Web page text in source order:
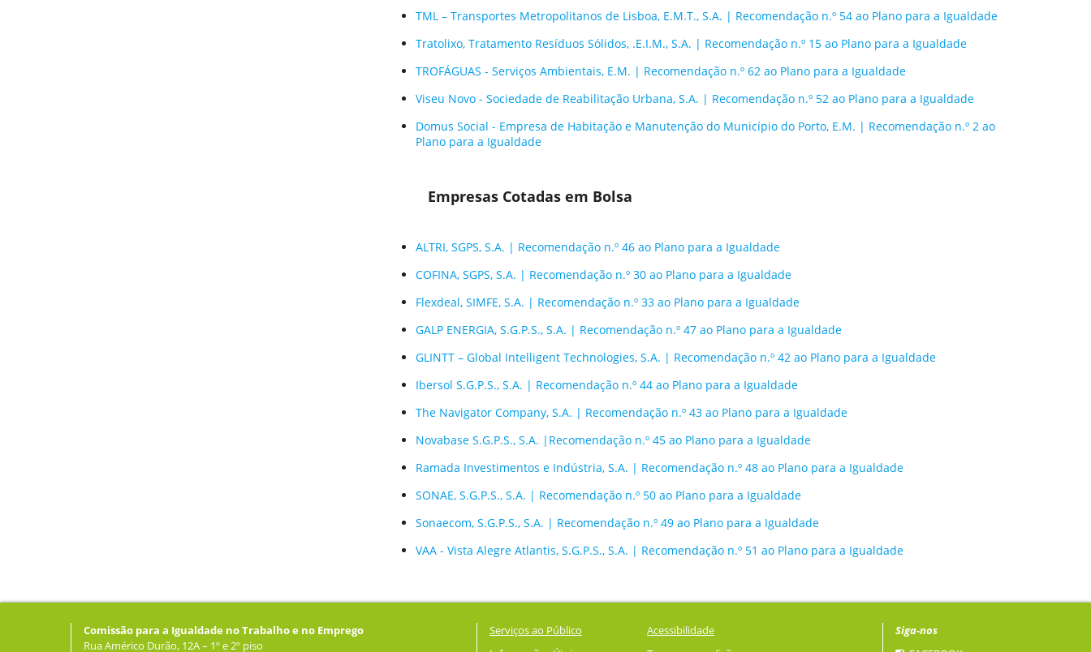
TML – Transportes Metropolitanos de Lisboa, E.M.T., S.A. | Recomendação n.º 54 ao Plano para a Igualdade
Tratolixo, Tratamento Resíduos Sólidos, .E.I.M., S.A. | Recomendação n.º 15 ao Plano para a Igualdade
TROFÁGUAS - Serviços Ambientais, E.M. | Recomendação n.º 62 ao Plano para a Igualdade
Viseu Novo - Sociedade de Reabilitação Urbana, S.A. | Recomendação n.º 52 ao Plano para a Igualdade
Domus Social - Empresa de Habitação e Manutenção do Município do Porto, E.M. | Recomendação n.º 2 ao
Plano para a Igualdade
Empresas Cotadas em Bolsa
ALTRI, SGPS, S.A. | Recomendação n.º 46 ao Plano para a Igualdade
COFINA, SGPS, S.A. | Recomendação n.º 30 ao Plano para a Igualdade
Flexdeal, SIMFE, S.A. | Recomendação n.º 33 ao Plano para a Igualdade
GALP ENERGIA, S.G.P.S., S.A. | Recomendação n.º 47 ao Plano para a Igualdade
GLINTT – Global Intelligent Technologies, S.A. | Recomendação n.º 42 ao Plano para a Igualdade
Ibersol S.G.P.S., S.A. | Recomendação n.º 44 ao Plano para a Igualdade
The Navigator Company, S.A. | Recomendação n.º 43 ao Plano para a Igualdade
Novabase S.G.P.S., S.A. |Recomendação n.º 45 ao Plano para a Igualdade
Ramada Investimentos e Indústria, S.A. | Recomendação n.º 48 ao Plano para a Igualdade
SONAE, S.G.P.S., S.A. | Recomendação n.º 50 ao Plano para a Igualdade
Sonaecom, S.G.P.S., S.A. | Recomendação n.º 49 ao Plano para a Igualdade
VAA - Vista Alegre Atlantis, S.G.P.S., S.A. | Recomendação n.º 51 ao Plano para a Igualdade
Comissão para a Igualdade no Trabalho e no Emprego
Rua Américo Durão, 12A – 1º e 2º piso
Serviços ao Público
Acessibilidade
Siga-nos